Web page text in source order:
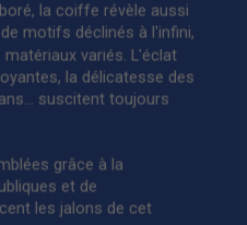
la coiffe révèle aussi
motifs déclinés à l'infini,
variés. L'éclat
la délicatesse des
suscitent toujours
grâce à la
et de
les jalons de cet